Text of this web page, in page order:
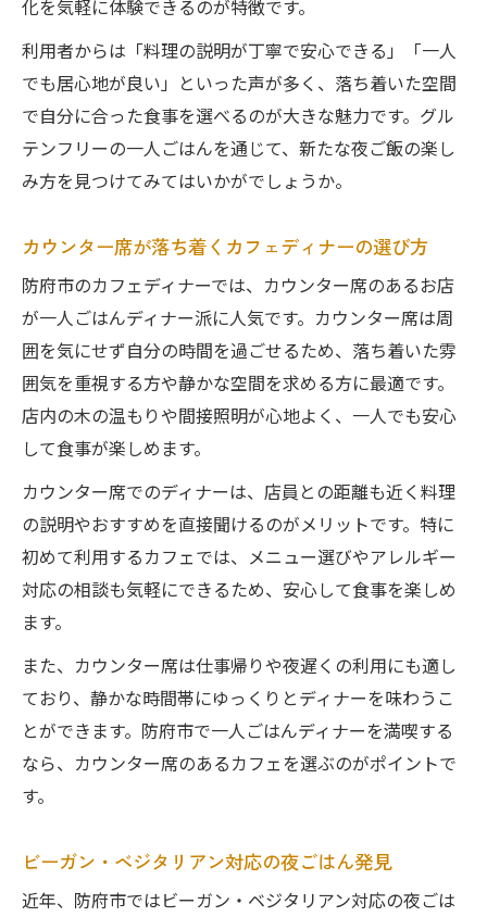
化を気軽に体験できるのが特徴です。
利用者からは「料理の説明が丁寧で安心できる」「一人
でも居心地が良い」といった声が多く、落ち着いた空間
で自分に合った食事を選べるのが大きな魅力です。グル
テンフリーの一人ごはんを通じて、新たな夜ご飯の楽し
み方を見つけてみてはいかがでしょうか。
カウンター席が落ち着くカフェディナーの選び方
防府市のカフェディナーでは、カウンター席のあるお店
が一人ごはんディナー派に人気です。カウンター席は周
囲を気にせず自分の時間を過ごせるため、落ち着いた雰
囲気を重視する方や静かな空間を求める方に最適です。
店内の木の温もりや間接照明が心地よく、一人でも安心
して食事が楽しめます。
カウンター席でのディナーは、店員との距離も近く料理
の説明やおすすめを直接聞けるのがメリットです。特に
初めて利用するカフェでは、メニュー選びやアレルギー
対応の相談も気軽にできるため、安心して食事を楽しめ
ます。
また、カウンター席は仕事帰りや夜遅くの利用にも適し
ており、静かな時間帯にゆっくりとディナーを味わうこ
とができます。防府市で一人ごはんディナーを満喫する
なら、カウンター席のあるカフェを選ぶのがポイントで
す。
ビーガン・ベジタリアン対応の夜ごはん発見
近年、防府市ではビーガン・ベジタリアン対応の夜ごは